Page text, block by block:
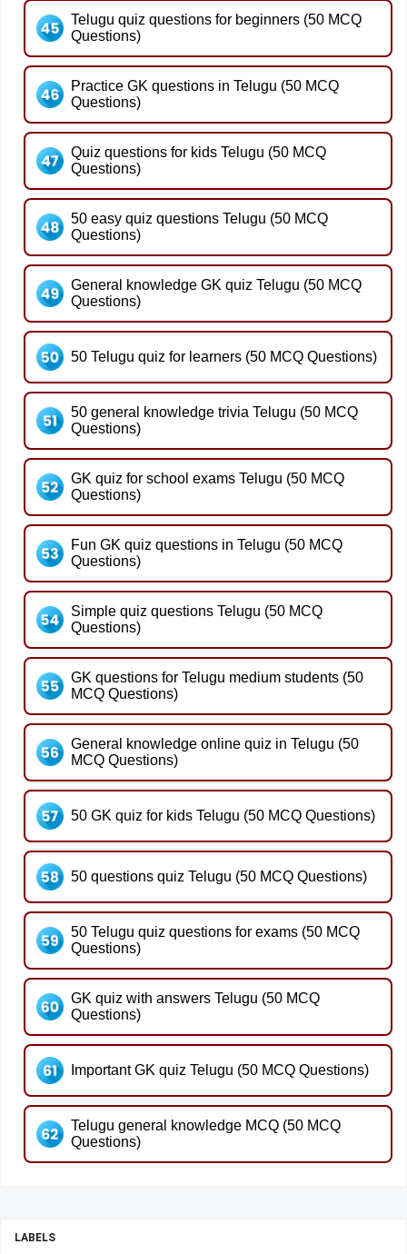
Telugu quiz questions for beginners (50 MCQ
Questions)
Practice GK questions in Telugu (50 MCQ
Questions)
Quiz questions for kids Telugu (50 MCQ
Questions)
50 easy quiz questions Telugu (50 MCQ
Questions)
General knowledge GK quiz Telugu (50 MCQ
Questions)
50 Telugu quiz for learners (50 MCQ Questions)
50 general knowledge trivia Telugu (50 MCQ
Questions)
GK quiz for school exams Telugu (50 MCQ
Questions)
Fun GK quiz questions in Telugu (50 MCQ
Questions)
Simple quiz questions Telugu (50 MCQ
Questions)
GK questions for Telugu medium students (50
MCQ Questions)
General knowledge online quiz in Telugu (50
MCQ Questions)
50 GK quiz for kids Telugu (50 MCQ Questions)
50 questions quiz Telugu (50 MCQ Questions)
50 Telugu quiz questions for exams (50 MCQ
Questions)
GK quiz with answers Telugu (50 MCQ
Questions)
Important GK quiz Telugu (50 MCQ Questions)
Telugu general knowledge MCQ (50 MCQ
Questions)
LABELS